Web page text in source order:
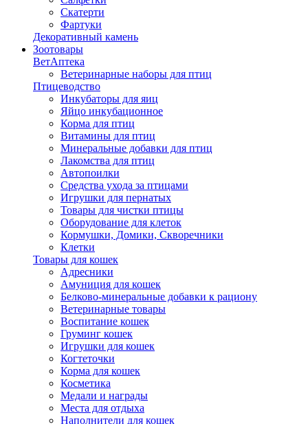
Скатерти
Фартуки
Декоративный камень
Зоотовары
ВетАптека
Ветеринарные наборы для птиц
Птицеводство
Инкубаторы для яиц
Яйцо инкубационное
Корма для птиц
Витамины для птиц
Минеральные добавки для птиц
Лакомства для птиц
Автопоилки
Средства ухода за птицами
Игрушки для пернатых
Товары для чистки птицы
Оборудование для клеток
Кормушки, Домики, Скворечники
Клетки
Товары для кошек
Адресники
Амуниция для кошек
Белково-минеральные добавки к рациону
Ветеринарные товары
Воспитание кошек
Груминг кошек
Игрушки для кошек
Когтеточки
Корма для кошек
Косметика
Медали и награды
Места для отдыха
Наполнители для кошек